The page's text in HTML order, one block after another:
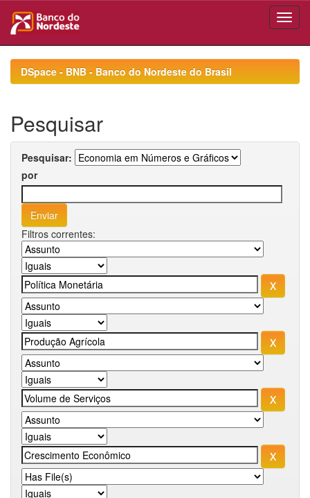
navigationDSpace - BNB - Banco do Nordeste do Brasil
Pesquisar
Pesquisar:
por
Filtros correntes: